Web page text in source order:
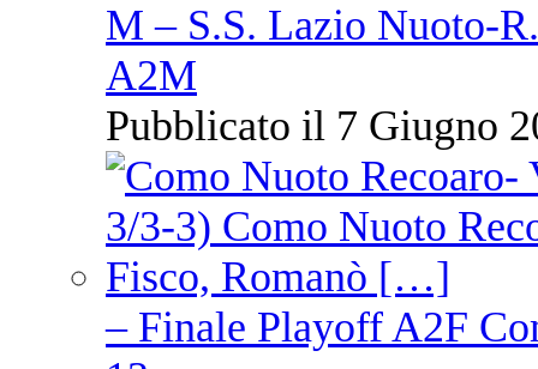
M – S.S. Lazio Nuoto-
A2M
Pubblicato il 7 Giugno
– Finale Playoff A2F